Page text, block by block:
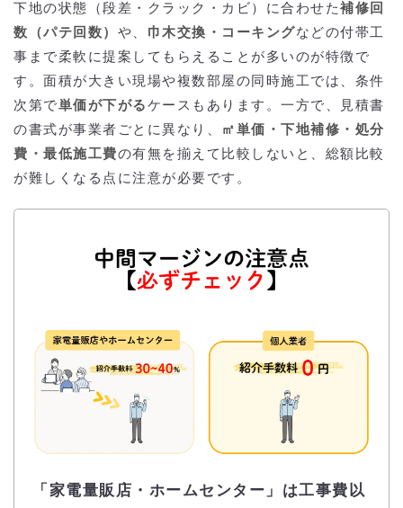
下地の状態（段差・クラック・カビ）に合わせた 補修回
数（パテ回数） や、 巾木交換・コーキングなどの付帯工
事まで柔軟に提案してもらえることが多いのが特徴で
す。面積が大きい現場や複数部屋の同時施工では、条件
次第で単価が下がる ケースもあります。一方で、見積書
の書式が事業者ごとに異なり、
㎡単価・下地補修・処分
費・最低施工費の有無を揃えて比較しないと、総額比較
が難しくなる点に注意が必要です。
「家電量販店・ホームセンター」は工事費以